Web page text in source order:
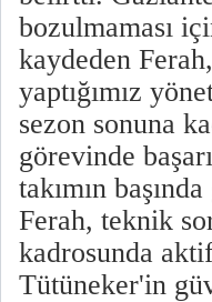
bozulmaması
kaydeden
yaptığımız
sezon sonuna
görevinde
takımın
Ferah, teknik
kadrosunda
Tütüneker'in